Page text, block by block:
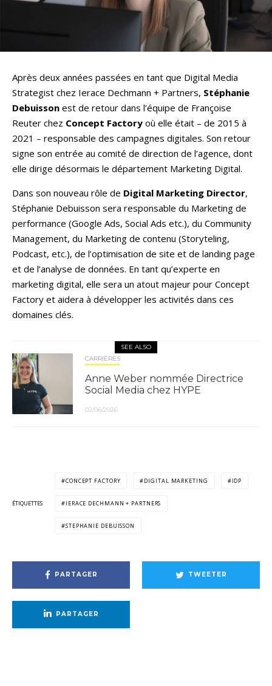
Après deux années passées en tant que Digital Media
Strategist chez Ierace Dechmann + Partners, Stéphanie
Debuisson est de retour dans l’équipe de Françoise
Reuter chez Concept Factory où elle était – de 2015 à
2021 – responsable des campagnes digitales. Son retour
signe son entrée au comité de direction de l’agence, dont
elle dirige désormais le département Marketing Digital.
Dans son nouveau rôle de Digital Marketing Director,
Stéphanie Debuisson sera responsable du Marketing de
performance (Google Ads, Social Ads etc.), du Community
Management, du Marketing de contenu (Storyteling,
Podcast, etc.), de l’optimisation de site et de landing page
et de l’analyse de données. En tant qu’experte en
marketing digital, elle sera un atout majeur pour Concept
Factory et aidera à développer les activités dans ces
domaines clés.
SEE ALSO
CARRIÈRES
Anne Weber nommée Directrice
Social Media chez HYPE
02/06/2026
ÉTIQUETTES
CONCEPT FACTORY DIGITAL MARKETING IDP
IERACE DECHMANN + PARTNERS
STEPHANIE DEBUISSON
PARTAGER TWEETER
PARTAGER